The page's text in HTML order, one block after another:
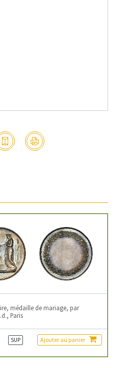
médaille de mariage, par
Paris
SUP Ajouter au panier